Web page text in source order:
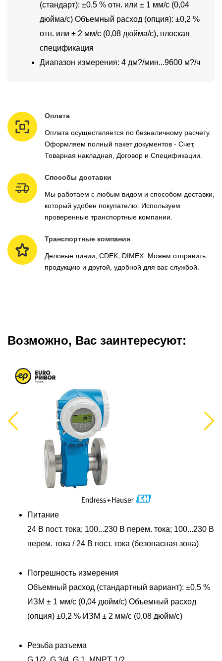
(стандарт): ±0,5 % отн. или ± 1 мм/с (0,04
дюйма/с) Объемный расход (опция): ±0,2 %
отн. или ± 2 мм/с (0,08 дюйма/с), плоская
спецификация
Диапазон измерения: 4 дм?/мин...9600 м?/ч
Оплата
Оплата осуществляется по безналичному расчету.
Оформляем полный пакет документов - Счет,
Товарная накладная, Договор и Спецификации.
Способы доставки
Мы работаем с любым видом и способом доставки,
который удобен покупателю. Используем
проверенные транспортные компании.
Транспортные компании
Деловые линии, CDEK, DIMEX. Можем отправить
продукцию и другой, удобной для вас службой.
Возможно, Вас заинтересуют:
Previous
Питание
24 В пост. тока; 100...230 В перем. тока; 100...230 В
перем. тока / 24 В пост. тока (безопасная зона)
Погрешность измерения
Объемный расход (стандартный вариант): ±0,5 %
ИЗМ ± 1 мм/с (0,04 дюйм/с) Объемный расход
(опция) ±0,2 % ИЗМ ± 2 мм/с (0,08 дюйм/с)
Резьба разъема
Next